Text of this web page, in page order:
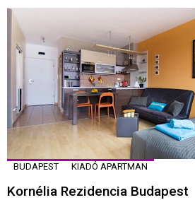
BUDAPEST KIADÓ APARTMAN
Kornélia Rezidencia Budapest